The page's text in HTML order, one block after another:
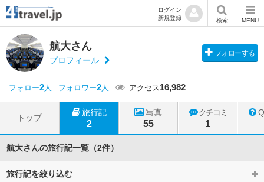
ログイン
新規登録
検索 MENU
航大さん
プロフィール
フォローする
フォロー2人 フォロワー2人 アクセス16,982
トップ
旅行記
2
写真
55
クチコミ
1
航大さんの旅行記一覧（2件）
旅行記を絞り込む